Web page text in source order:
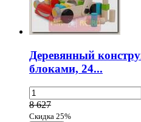
Деревянный
блоками, 24...
8 627
Скидка 25%